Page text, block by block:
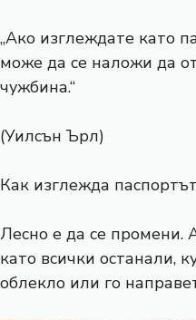
„Ако изглеждате като
може да се наложи да
чужбина.“
(Уилсън Ърл)
Как изглежда
Лесно е да се промени.
като всички останали,
облекло или го